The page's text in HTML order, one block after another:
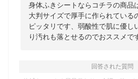
身体ふきシートならコチラの商品
大判サイズで厚手に作られている
ピッタリです、弱酸性で肌に優し
り汚れも落とせるのでおススメで
回答された質問